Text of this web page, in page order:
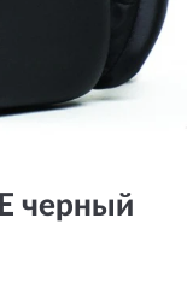
черный